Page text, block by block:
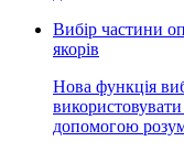
Вибір частини
якорів
Нова функція
використовувати
допомогою